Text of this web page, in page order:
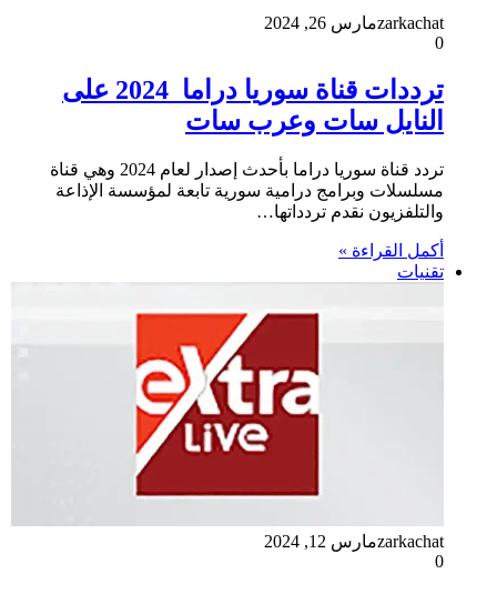
zarkachatمارس 26, 2024
0
ترددات قناة سوريا دراما 2024 على
النايل سات وعرب سات
تردد قناة سوريا دراما بأحدث إصدار لعام 2024 وهي قناة
مسلسلات وبرامج درامية سورية تابعة لمؤسسة الإذاعة
والتلفزيون نقدم تردداتها…
أكمل القراءة »
تقنيات
zarkachatمارس 12, 2024
0